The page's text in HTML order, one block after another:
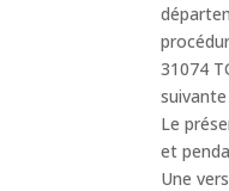
31074
Le
et
Une